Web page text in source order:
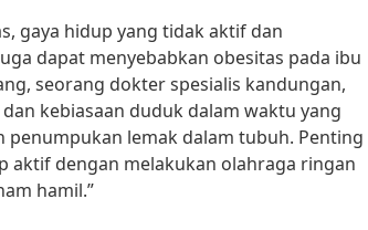
gaya hidup yang tidak aktif dan
dapat menyebabkan obesitas pada ibu
seorang dokter spesialis kandungan,
kebiasaan duduk dalam waktu yang
penumpukan lemak dalam tubuh. Penting
aktif dengan melakukan olahraga ringan
hamil.”